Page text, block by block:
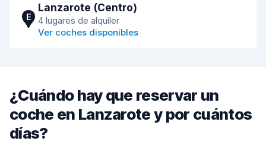
E
Lanzarote (Centro)
4 lugares de alquiler
Ver coches disponibles
¿Cuándo hay que reservar un
coche en Lanzarote y por cuántos
días?